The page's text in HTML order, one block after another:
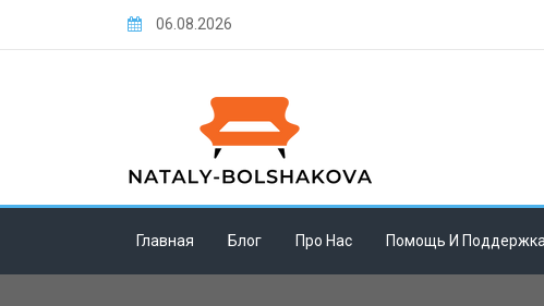
06.08.2026
Главная Блог Про Нас Помощь И Поддержка